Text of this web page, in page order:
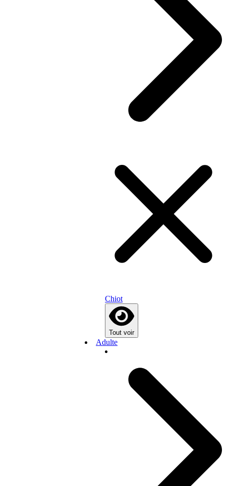
Chiot
Tout voir
Adulte